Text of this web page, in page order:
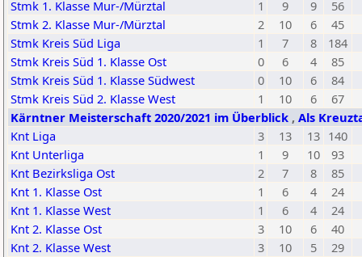
Stmk 1. Klasse Mur-/Mürztal
1 9 9
56
Stmk 2. Klasse Mur-/Mürztal
2 10 6
45
Stmk Kreis Süd Liga
1 7 8
184
Stmk Kreis Süd 1. Klasse Ost
0 6 4
85
Stmk Kreis Süd 1. Klasse Südwest
0 10 6
84
Stmk Kreis Süd 2. Klasse West
1 10 6
67
Kärntner Meisterschaft 2020/2021 im Überblick , Als
Knt Liga
3 13 13 140
Knt Unterliga
1 9 10
93
Knt Bezirksliga Ost
2 7 8
85
Knt 1. Klasse Ost
1 6 4
24
Knt 1. Klasse West
1 6 4
24
Knt 2. Klasse Ost
3 10 6
40
Knt 2. Klasse West
3 10 5
29